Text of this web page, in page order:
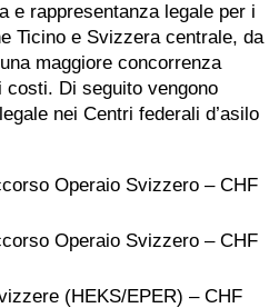
e rappresentanza legale per i
Ticino e Svizzera centrale, da
maggiore concorrenza
costi. Di seguito vengono
nei Centri federali d’asilo
Operaio Svizzero – CHF
Operaio Svizzero – CHF
(HEKS/EPER) – CHF